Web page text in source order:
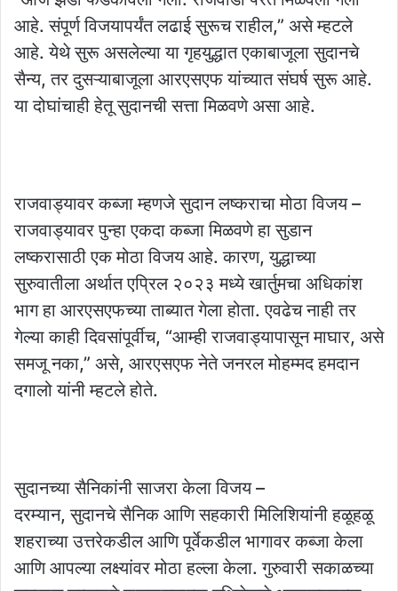
आहे. संपूर्ण विजयापर्यंत लढाई सुरूच राहील,” असे म्हटले
आहे. येथे सुरू असलेल्या या गृहयुद्धात एकाबाजूला सुदानचे
सैन्य, तर दुसऱ्याबाजूला आरएसएफ यांच्यात संघर्ष सुरू आहे.
या दोघांचाही हेतू सुदानची सत्ता मिळवणे असा आहे.
राजवाड्यावर कब्जा म्हणजे सुदान लष्कराचा मोठा विजय –
राजवाड्यावर पुन्हा एकदा कब्जा मिळवणे हा सुडान
लष्करासाठी एक मोठा विजय आहे. कारण, युद्धाच्या
सुरुवातीला अर्थात एप्रिल २०२३ मध्ये खार्तुमचा अधिकांश
भाग हा आरएसएफच्या ताब्यात गेला होता. एवढेच नाही तर
गेल्या काही दिवसांपूर्वीच, “आम्ही राजवाड्यापासून माघार, असे
समजू नका,” असे, आरएसएफ नेते जनरल मोहम्मद हमदान
दगालो यांनी म्हटले होते.
सुदानच्या सैनिकांनी साजरा केला विजय –
दरम्यान, सुदानचे सैनिक आणि सहकारी मिलिशियांनी हळूहळू
शहराच्या उत्तरेकडील आणि पूर्वेकडील भागावर कब्जा केला
आणि आपल्या लक्ष्यांवर मोठा हल्ला केला. गुरुवारी सकाळच्या